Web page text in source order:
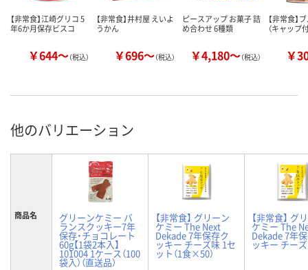
【非常食】江崎グリコ 5
年6か月保存ビスコ
￥644～（税込）
【非常食】井村屋 えいよ
うかん
￥696～（税込）
ピースアップ お菓子 詰
め合わせ 6種類
￥4,180～（税込）
【非常食】
（キャップ
￥
他のバリエーション
商品名 グリーンケミー バ
ランスクッキー7年
保存・チョコレート
60g【1袋2本入】
101004 1ケース（100
袋入）（直送品）
【非常食】 グリーン
ケミー The Next
Dekade 7年保存ク
ッキー チーズ味 1セ
ット（1食×50）
【非常食】 グ
ケミー The
Dekade 7年
ッキー チー